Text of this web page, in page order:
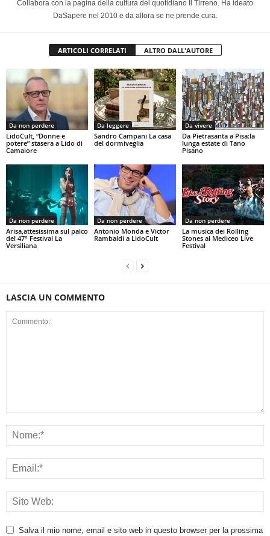
Collabora con la pagina della cultura del quotidiano Il Tirreno. Ha ideato
DaSapere nel 2010 e da allora se ne prende cura.
ARTICOLI CORRELATI ALTRO DALL'AUTORE
Da non perdere
LidoCult, “Donne e
potere” stasera a Lido di
Camaiore
Da leggere
Sandro Campani La casa
del dormiveglia
Da vivere
Da Pietrasanta a Pisa:la
lunga estate di Tano
Pisano
Da non perdere
Arisa,attesissima sul palco
del 47° Festival La
Versiliana
Da non perdere
Antonio Monda e Victor
Rambaldi a LidoCult
Da non perdere
La musica dei Rolling
Stones al Mediceo Live
Festival
LASCIA UN COMMENTO
Salva il mio nome, email e sito web in questo browser per la prossima